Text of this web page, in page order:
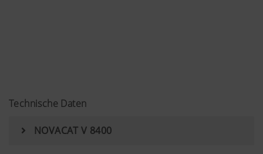
Technische Daten
NOVACAT V 8400